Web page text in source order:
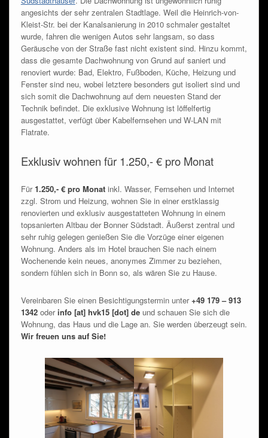
angesichts der sehr zentralen Stadtlage. Weil die Heinrich-von-
Kleist-Str. bei der Kanalsanierung in 2010 schmaler gestaltet
wurde, fahren die wenigen Autos sehr langsam, so dass
Geräusche von der Straße fast nicht existent sind. Hinzu kommt,
dass die gesamte Dachwohnung von Grund auf saniert und
renoviert wurde: Bad, Elektro, Fußboden, Küche, Heizung und
Fenster sind neu, wobei letztere besonders gut isoliert sind und
sich somit die Dachwohnung auf dem neuesten Stand der
Technik befindet. Die exklusive Wohnung ist löffelfertig
ausgestattet, verfügt über Kabelfernsehen und W-LAN mit
Flatrate.
Exklusiv wohnen für 1.250,- € pro Monat
Für 1.250,- € pro Monatinkl. Wasser, Fernsehen und Internet
zzgl. Strom und Heizung, wohnen Sie in einer erstklassig
renovierten und exklusiv ausgestatteten Wohnung in einem
topsanierten Altbau der Bonner Südstadt. Äußerst zentral und
sehr ruhig gelegen genießen Sie die Vorzüge einer eigenen
Wohnung. Anders als im Hotel brauchen Sie nach einem
Wochenende kein neues, anonymes Zimmer zu beziehen,
sondern fühlen sich in Bonn so, als wären Sie zu Hause.
Vereinbaren Sie einen Besichtigungstermin unter+49 179 – 913
1342oderinfo [at] hvk15 [dot] deund schauen Sie sich die
Wohnung, das Haus und die Lage an. Sie werden überzeugt sein.
Wir freuen uns auf Sie!